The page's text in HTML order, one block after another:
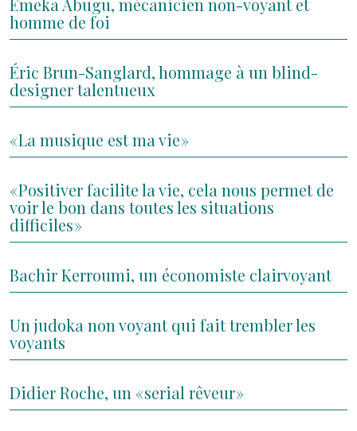
Emeka Abugu, mécanicien non-voyant et
homme de foi
Éric Brun-Sanglard, hommage à un blind-
designer talentueux
« La musique est ma vie »
« Positiver facilite la vie, cela nous permet de
voir le bon dans toutes les situations
difficiles »
Bachir Kerroumi, un économiste clairvoyant
Un judoka non voyant qui fait trembler les
voyants
Didier Roche, un « serial rêveur »